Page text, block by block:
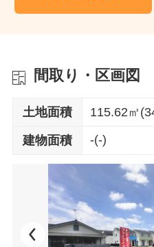
間取り・区画図
土地面積 115.62㎡
建物面積 -(-)